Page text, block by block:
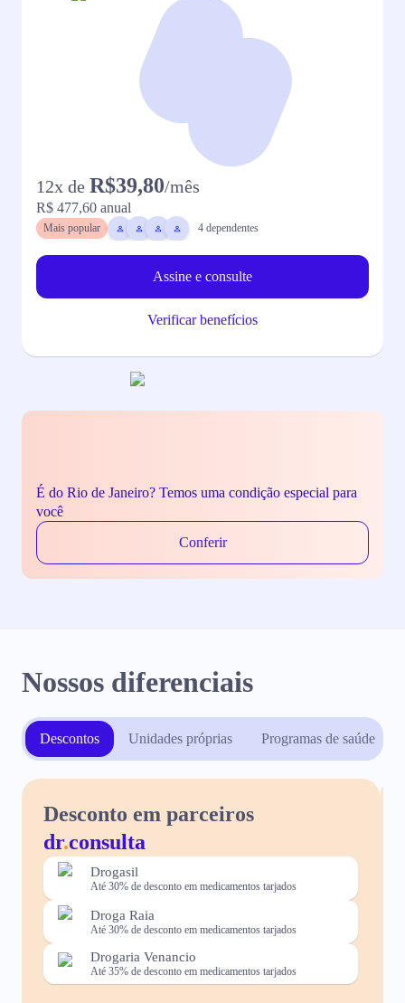
12x de R$39,80/mês
R$ 477,60 anual
Mais popular 4 dependentes
Assine e consulte
Verificar benefícios
É do Rio de Janeiro? Temos uma condição especial para
você
Conferir
Nossos diferenciais
Descontos Unidades próprias Programas de saúde
Desconto em parceiros
dr.consulta
Drogasil
Até 30% de desconto em medicamentos tarjados
Droga Raia
Até 30% de desconto em medicamentos tarjados
Drogaria Venancio
Até 35% de desconto em medicamentos tarjados